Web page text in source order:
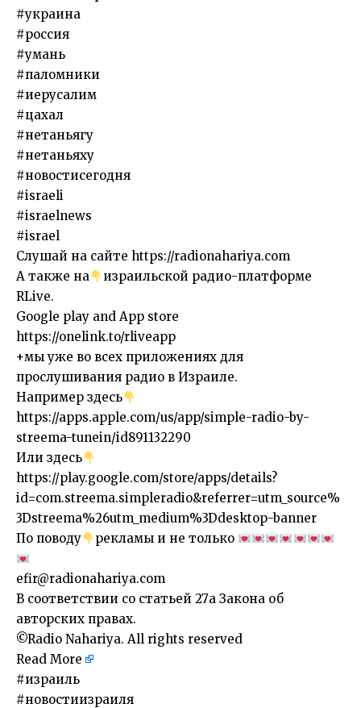
#украина
#россия
#умань
#паломники
#иерусалим
#цахал
#нетаньягу
#нетаньяху
#новостисегодня
#israeli
#israelnews
#israel
Слушай на сайте https://radionahariya.com
А также на
израильской радио-платформе
RLive.
Google play and App store
https://onelink.to/rliveapp
+мы уже во всех приложениях для
прослушивания радио в Израиле.
Например здесь
https://apps.apple.com/us/app/simple-radio-by-
streema-tunein/id891132290
Или здесь
https://play.google.com/store/apps/details?
id=com.streema.simpleradio&referrer=utm_source%
3Dstreema%26utm_medium%3Ddesktop-banner
По поводу
рекламы и не только
efir@radionahariya.com
В соответствии со статьей 27a Закона об
авторских правах.
©Radio Nahariya. All rights reserved
Read More
​#израиль
#новостиизраиля